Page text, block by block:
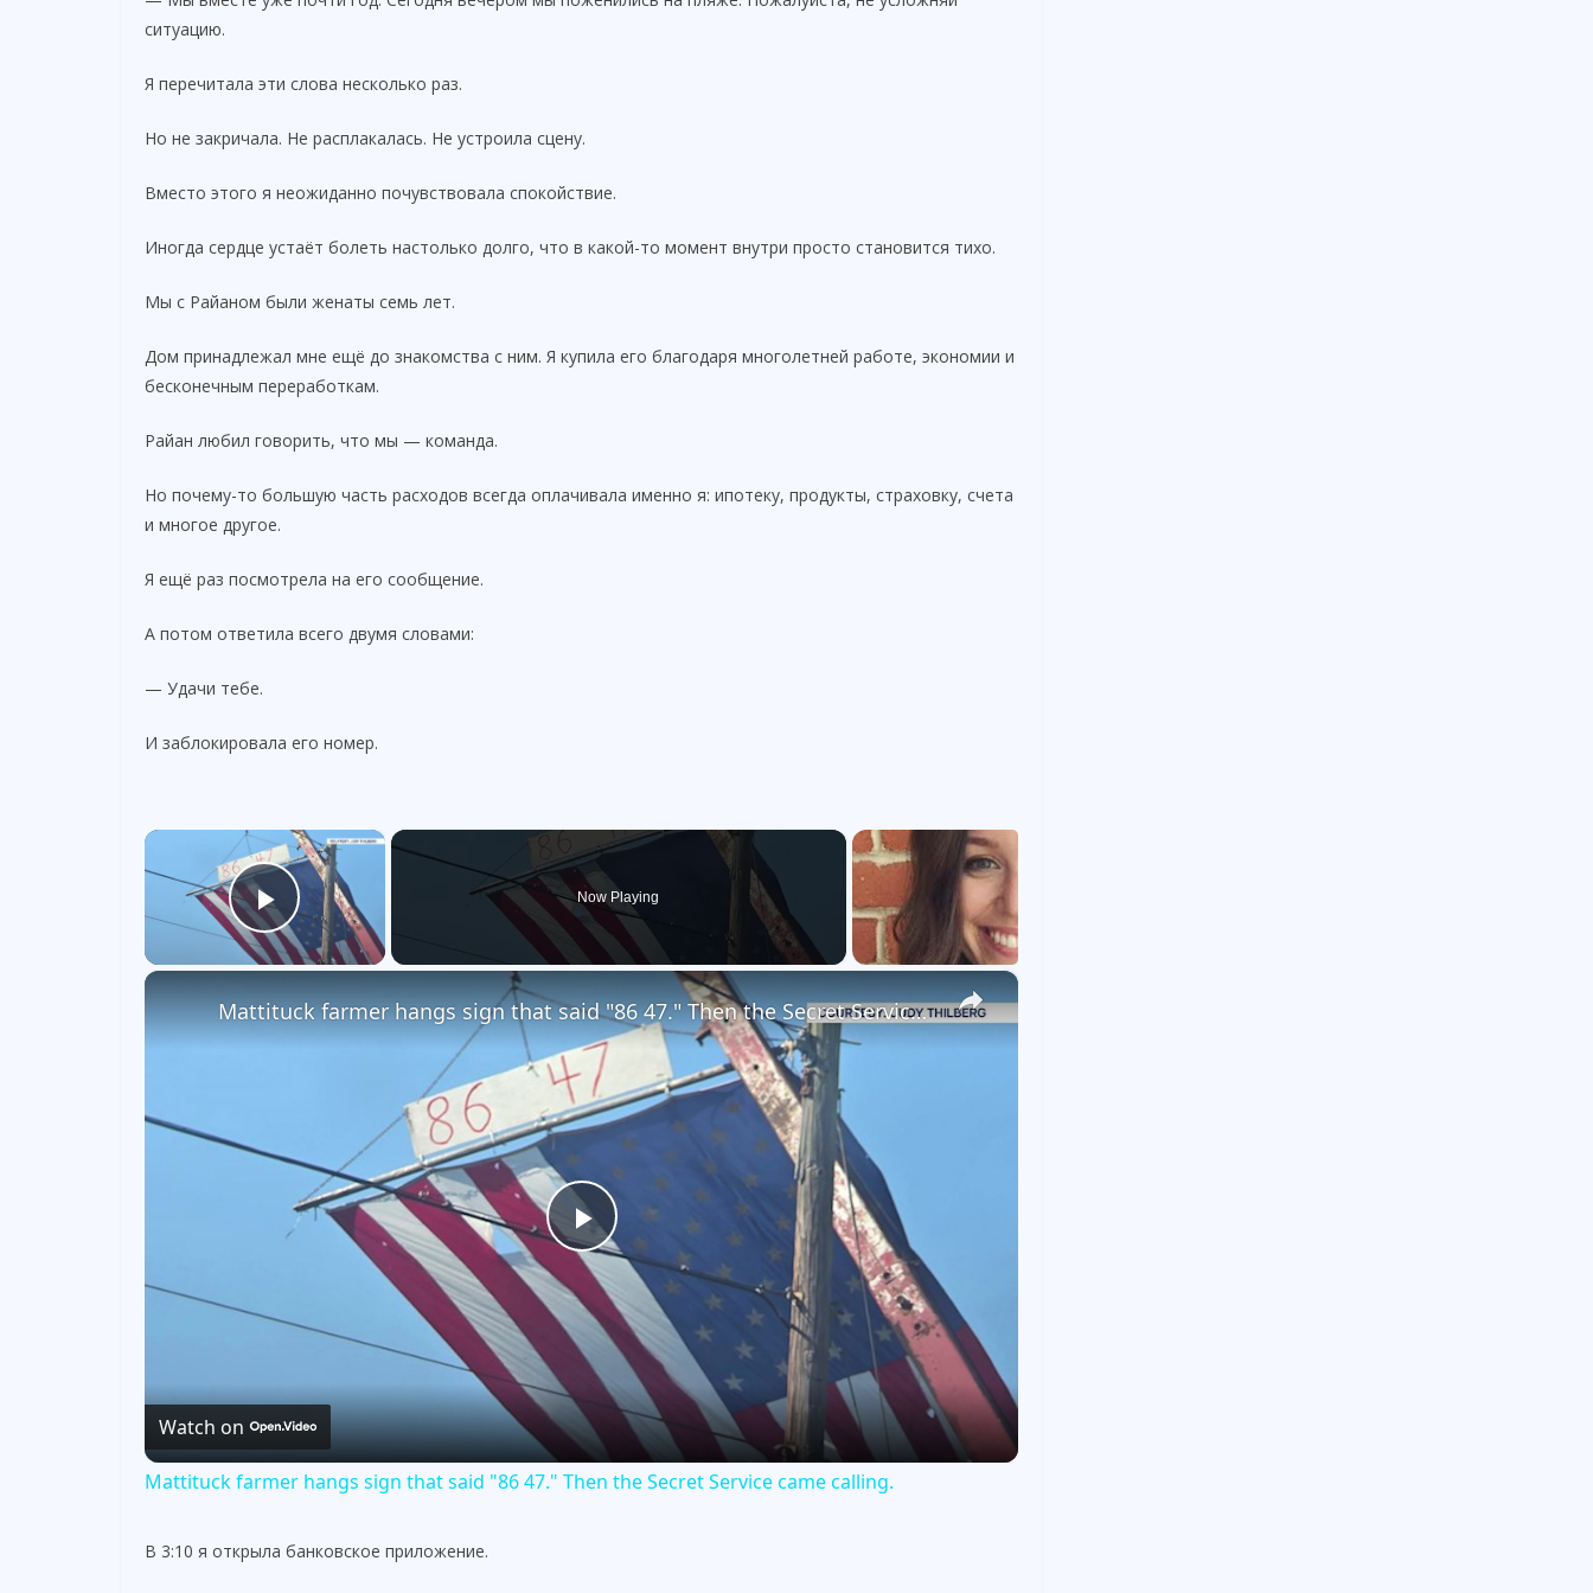
ситуацию.
Я перечитала эти слова несколько раз.
Но не закричала. Не расплакалась. Не устроила сцену.
Вместо этого я неожиданно почувствовала спокойствие.
Иногда сердце устаёт болеть настолько долго, что в какой-то момент внутри просто становится тихо.
Мы с Райаном были женаты семь лет.
Дом принадлежал мне ещё до знакомства с ним. Я купила его благодаря многолетней работе, экономии и
бесконечным переработкам.
Райан любил говорить, что мы — команда.
Но почему-то большую часть расходов всегда оплачивала именно я: ипотеку, продукты, страховку, счета
и многое другое.
Я ещё раз посмотрела на его сообщение.
А потом ответила всего двумя словами:
— Удачи тебе.
И заблокировала его номер.
×
Play Video
Now Playing
×
P
l
a
y
Mattituck farmer hangs sign that said "86 47." Then the Secret Service came calling.
Watch on
Mattituck farmer hangs sign that said "86 47." Then the Secret Service came calling.
В 3:10 я открыла банковское приложение.